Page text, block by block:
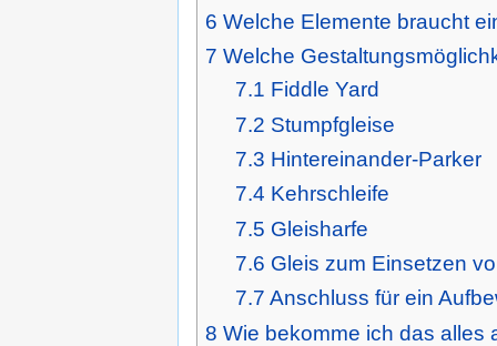
6 Welche Elemente braucht
7 Welche
7.1 Fiddle Yard
7.2 Stumpfgleise
7.3 Hintereinander-Parker
7.4 Kehrschleife
7.5 Gleisharfe
7.6 Gleis zum Einsetzen
7.7 Anschluss für ein
8 Wie bekomme ich das alles